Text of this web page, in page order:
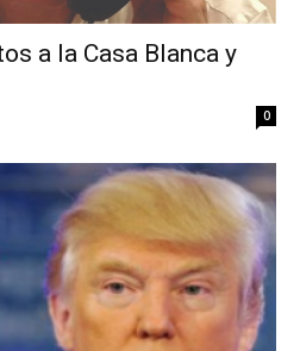
a la Casa Blanca y
0